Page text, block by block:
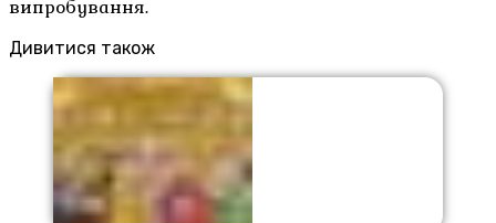
випробування.
Дивитися також